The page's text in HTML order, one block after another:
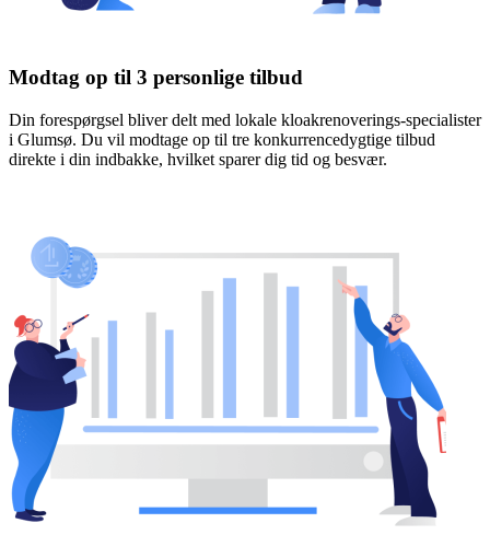
Modtag op til 3 personlige tilbud
Din forespørgsel bliver delt med lokale kloakrenoverings-specialister
i Glumsø. Du vil modtage op til tre konkurrencedygtige tilbud
direkte i din indbakke, hvilket sparer dig tid og besvær.